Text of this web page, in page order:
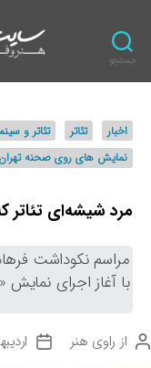
جستجو
اخبار تئاتر تئاتر و
نمایش های روی صحنه تهران
مرد شیشه‌ای تئاتر
مراسم نکوداشت
با آغاز اجرای نمایش
ن
از راوی هنر
ت